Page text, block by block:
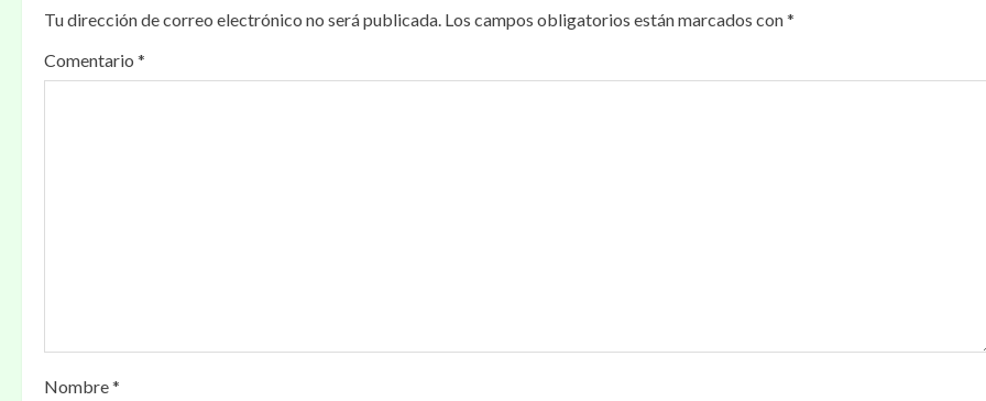
Tu dirección de correo electrónico no será publicada. Los campos obligatorios están marcados con*
Comentario *
Nombre*